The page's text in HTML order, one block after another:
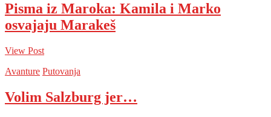
Pisma iz Maroka: Kamila i Marko
osvajaju Marakeš
View Post
Avanture Putovanja
Volim Salzburg jer…